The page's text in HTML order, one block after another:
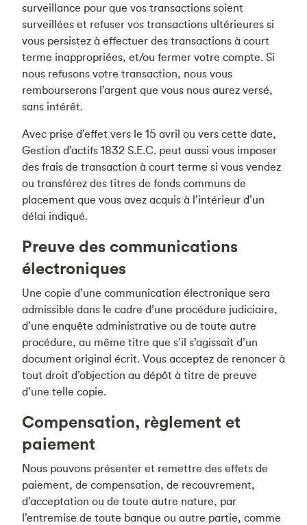
surveillance pour que vos transactions soient
surveillées et refuser vos transactions ultérieures si
vous persistez à effectuer des transactions à court
terme inappropriées, et/ou fermer votre compte. Si
nous refusons votre transaction, nous vous
rembourserons l’argent que vous nous aurez versé,
sans intérêt.
Avec prise d’effet vers le 15 avril ou vers cette date,
Gestion d’actifs 1832 S.E.C. peut aussi vous imposer
des frais de transaction à court terme si vous vendez
ou transférez des titres de fonds communs de
placement que vous avez acquis à l’intérieur d’un
délai indiqué.
Preuve des communications
électroniques
Une copie d’une communication électronique sera
admissible dans le cadre d’une procédure judiciaire,
d’une enquête administrative ou de toute autre
procédure, au même titre que s’il s’agissait d’un
document original écrit. Vous acceptez de renoncer à
tout droit d’objection au dépôt à titre de preuve
d’une telle copie.
Compensation, règlement et
paiement
Nous pouvons présenter et remettre des effets de
paiement, de compensation, de recouvrement,
d’acceptation ou de toute autre nature, par
l’entremise de toute banque ou autre partie, comme